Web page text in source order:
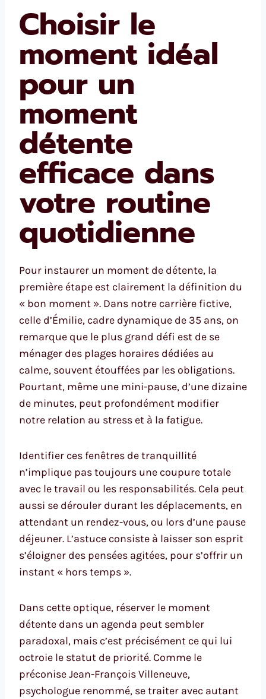
Choisir le
moment idéal
pour un
moment
détente
efficace dans
votre routine
quotidienne
Pour instaurer un moment de détente, la
première étape est clairement la définition du
« bon moment ». Dans notre carrière fictive,
celle d’Émilie, cadre dynamique de 35 ans, on
remarque que le plus grand défi est de se
ménager des plages horaires dédiées au
calme, souvent étouffées par les obligations.
Pourtant, même une mini-pause, d’une dizaine
de minutes, peut profondément modifier
notre relation au stress et à la fatigue.
Identifier ces fenêtres de tranquillité
n’implique pas toujours une coupure totale
avec le travail ou les responsabilités. Cela peut
aussi se dérouler durant les déplacements, en
attendant un rendez-vous, ou lors d’une pause
déjeuner. L’astuce consiste à laisser son esprit
s’éloigner des pensées agitées, pour s’offrir un
instant « hors temps ».
Dans cette optique, réserver le moment
détente dans un agenda peut sembler
paradoxal, mais c’est précisément ce qui lui
octroie le statut de priorité. Comme le
préconise Jean-François Villeneuve,
psychologue renommé, se traiter avec autant